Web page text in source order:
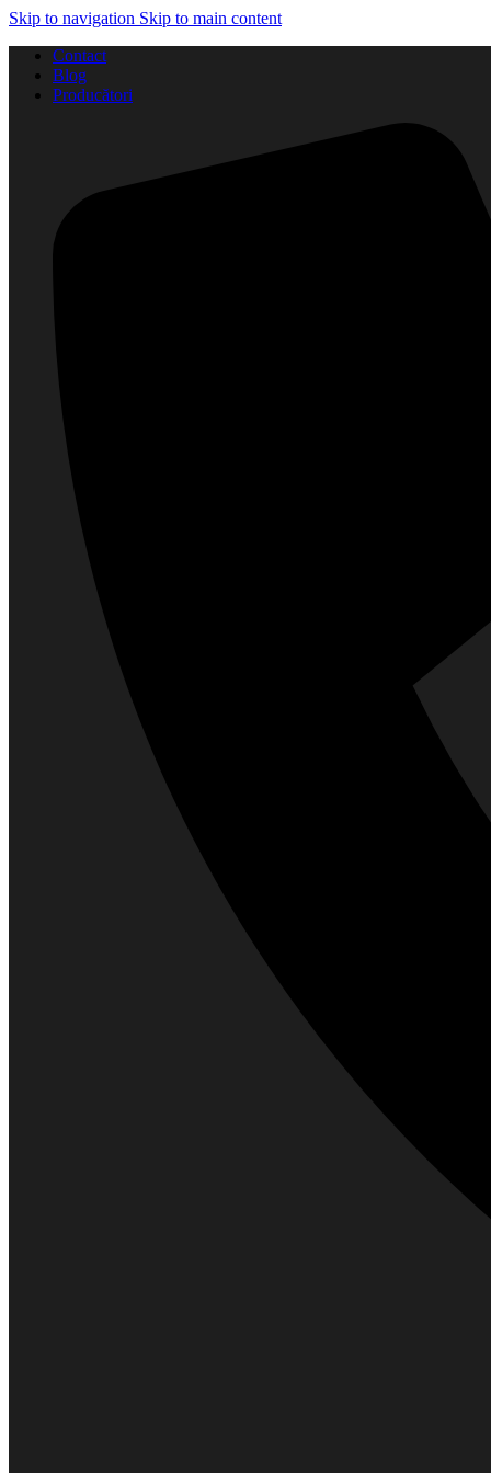
Skip to navigation Skip to main content
Contact
Blog
Producători